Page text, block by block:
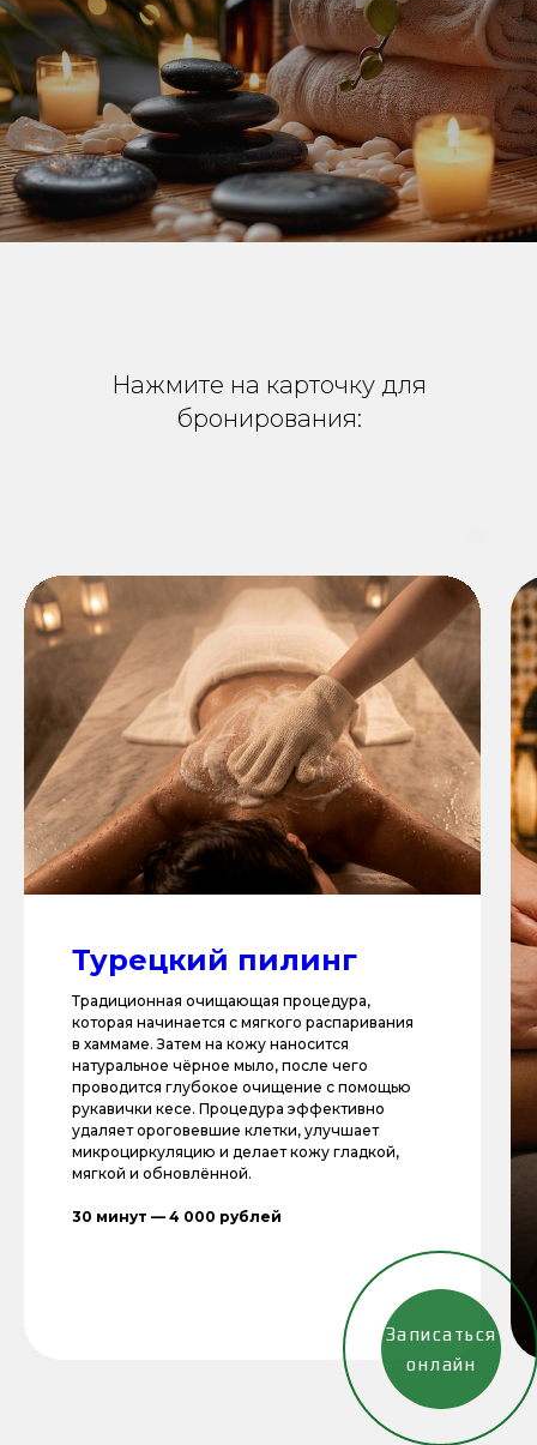
Нажмите на карточку для
бронирования:
Турецкий пилинг
Традиционная очищающая процедура,
которая начинается с мягкого распаривания
в хаммаме. Затем на кожу наносится
натуральное чёрное мыло, после чего
проводится глубокое очищение с помощью
рукавички кесе. Процедура эффективно
удаляет ороговевшие клетки, улучшает
микроциркуляцию и делает кожу гладкой,
мягкой и обновлённой.
30 минут — 4 000 рублей
приобретения. Любые
дополнительные скидки
не распространяются.
необходима доплата.
Записаться
онлайн